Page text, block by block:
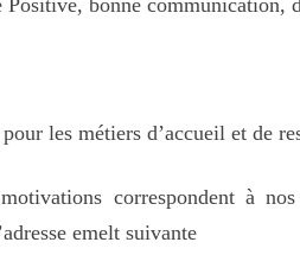
Positive, bonne communication,
les métiers d’accueil et de
correspondent à
emelt suivante